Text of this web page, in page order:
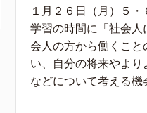
１月２６日（月）５
学習の時間に「社会人
会人の方から働くこと
い、自分の将来やより
などについて考える